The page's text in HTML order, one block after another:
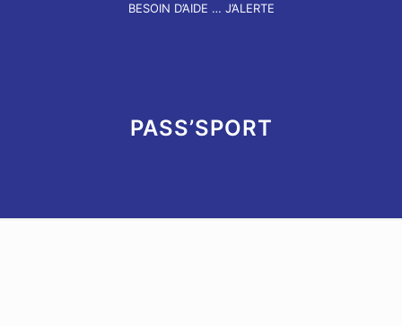
BESOIN D’AIDE … J’ALERTE
PASS’SPORT